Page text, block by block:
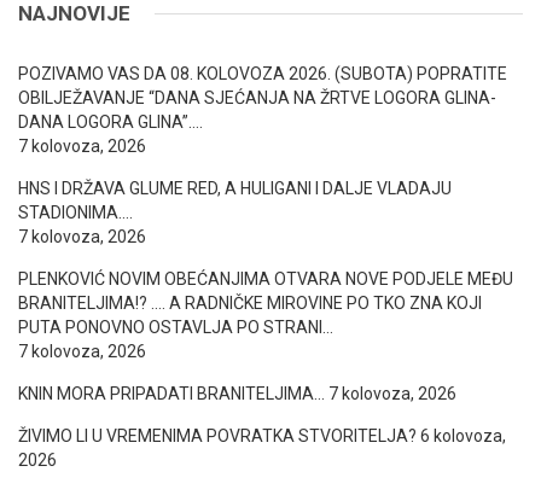
NAJNOVIJE
POZIVAMO VAS DA 08. KOLOVOZA 2026. (SUBOTA) POPRATITE
OBILJEŽAVANJE “DANA SJEĆANJA NA ŽRTVE LOGORA GLINA-
DANA LOGORA GLINA”….
7 kolovoza, 2026
HNS I DRŽAVA GLUME RED, A HULIGANI I DALJE VLADAJU
STADIONIMA….
7 kolovoza, 2026
PLENKOVIĆ NOVIM OBEĆANJIMA OTVARA NOVE PODJELE MEĐU
BRANITELJIMA!? …. A RADNIČKE MIROVINE PO TKO ZNA KOJI
PUTA PONOVNO OSTAVLJA PO STRANI…
7 kolovoza, 2026
KNIN MORA PRIPADATI BRANITELJIMA… 7 kolovoza, 2026
ŽIVIMO LI U VREMENIMA POVRATKA STVORITELJA? 6 kolovoza,
2026